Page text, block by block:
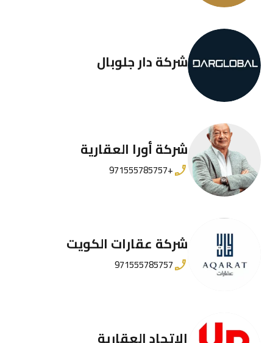
شركة دار جلوبال
شركة أورا العقارية
+971555785757
شركة عقارات الكويت
971555785757